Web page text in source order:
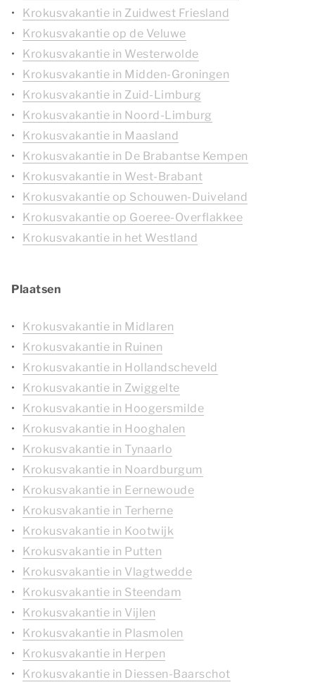
Krokusvakantie in Zuidwest Friesland
Krokusvakantie op de Veluwe
Krokusvakantie in Westerwolde
Krokusvakantie in Midden-Groningen
Krokusvakantie in Zuid-Limburg
Krokusvakantie in Noord-Limburg
Krokusvakantie in Maasland
Krokusvakantie in De Brabantse Kempen
Krokusvakantie in West-Brabant
Krokusvakantie op Schouwen-Duiveland
Krokusvakantie op Goeree-Overflakkee
Krokusvakantie in het Westland
Plaatsen
Krokusvakantie in Midlaren
Krokusvakantie in Ruinen
Krokusvakantie in Hollandscheveld
Krokusvakantie in Zwiggelte
Krokusvakantie in Hoogersmilde
Krokusvakantie in Hooghalen
Krokusvakantie in Tynaarlo
Krokusvakantie in Noardburgum
Krokusvakantie in Eernewoude
Krokusvakantie in Terherne
Krokusvakantie in Kootwijk
Krokusvakantie in Putten
Krokusvakantie in Vlagtwedde
Krokusvakantie in Steendam
Krokusvakantie in Vijlen
Krokusvakantie in Plasmolen
Krokusvakantie in Herpen
Krokusvakantie in Diessen-Baarschot